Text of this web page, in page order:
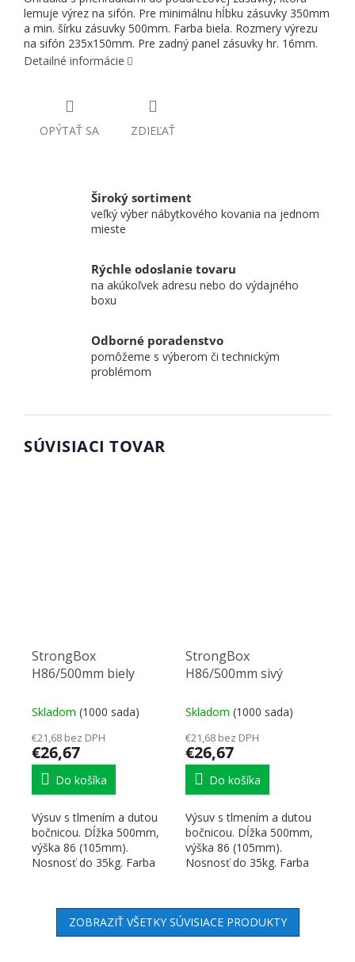
lemuje výrez na sifón. Pre minimálnu hĺbku zásuvky 350mm
a min. šírku zásuvky 500mm. Farba biela. Rozmery výrezu
na sifón 235x150mm. Pre zadný panel zásuvky hr. 16mm.
Detailné informácie
OPÝTAŤ SA ZDIEĽAŤ
Široký sortiment
veľký výber nábytkového kovania na jednom
mieste
Rýchle odoslanie tovaru
na akúkoľvek adresu nebo do výdajného
boxu
Odborné poradenstvo
pomôžeme s výberom či technickým
problémom
SÚVISIACI TOVAR
StrongBox
H86/500mm biely
Skladom (1000 sada)
€21,68 bez DPH
€26,67
Do košíka
Výsuv s tlmením a dutou
bočnicou. Dĺžka 500mm,
výška 86 (105mm).
Nosnosť do 35kg. Farba
StrongBox
H86/500mm sivý
Skladom (1000 sada)
€21,68 bez DPH
€26,67
Do košíka
Výsuv s tlmením a dutou
bočnicou. Dĺžka 500mm,
výška 86 (105mm).
Nosnosť do 35kg. Farba
ZOBRAZIŤ VŠETKY SÚVISIACE PRODUKTY